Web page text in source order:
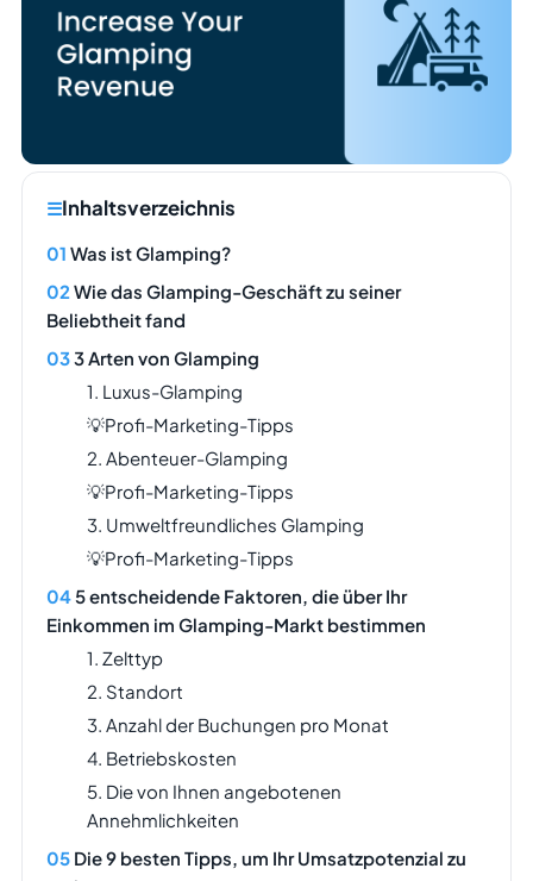
Inhaltsverzeichnis
Was ist Glamping?
Wie das Glamping-Geschäft zu seiner
Beliebtheit fand
3 Arten von Glamping
1. Luxus-Glamping
💡Profi-Marketing-Tipps
2. Abenteuer-Glamping
💡Profi-Marketing-Tipps
3. Umweltfreundliches Glamping
💡Profi-Marketing-Tipps
5 entscheidende Faktoren, die über Ihr
Einkommen im Glamping-Markt bestimmen
1. Zelttyp
2. Standort
3. Anzahl der Buchungen pro Monat
4. Betriebskosten
5. Die von Ihnen angebotenen
Annehmlichkeiten
Die 9 besten Tipps, um Ihr Umsatzpotenzial zu